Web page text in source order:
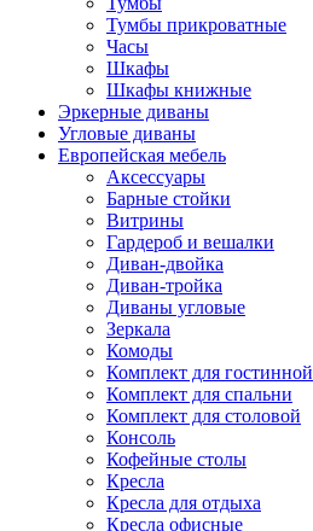
Тумбы прикроватные
Часы
Шкафы
Шкафы книжные
Эркерные диваны
Угловые диваны
Европейская мебель
Аксессуары
Барные стойки
Витрины
Гардероб и вешалки
Диван-двойка
Диван-тройка
Диваны угловые
Зеркала
Комоды
Комплект для гостинной
Комплект для спальни
Комплект для столовой
Консоль
Кофейные столы
Кресла
Кресла для отдыха
Кресла офисные